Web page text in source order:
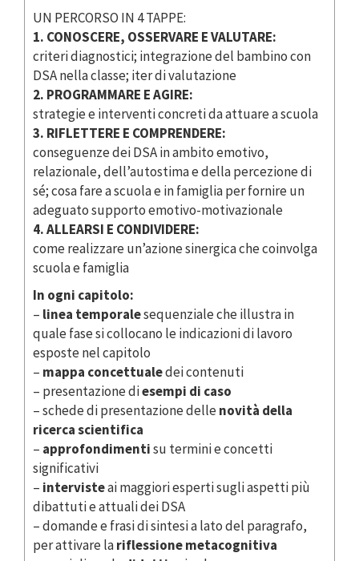
UN PERCORSO IN 4 TAPPE:
1. CONOSCERE, OSSERVARE E VALUTARE:
criteri diagnostici; integrazione del bambino con
DSA nella classe; iter di valutazione
2. PROGRAMMARE E AGIRE:
strategie e interventi concreti da attuare a scuola
3. RIFLETTERE E COMPRENDERE:
conseguenze dei DSA in ambito emotivo,
relazionale, dell’autostima e della percezione di
sé; cosa fare a scuola e in famiglia per fornire un
adeguato supporto emotivo-motivazionale
4. ALLEARSI E CONDIVIDERE:
come realizzare un’azione sinergica che coinvolga
scuola e famiglia
In ogni capitolo:
– linea temporalesequenziale che illustra in
quale fase si collocano le indicazioni di lavoro
esposte nel capitolo
– mappa concettualedei contenuti
– presentazione diesempi di caso
– schede di presentazione dellenovità della
ricerca scientifica
– approfondimentisu termini e concetti
significativi
– intervisteai maggiori esperti sugli aspetti più
dibattuti e attuali dei DSA
– domande e frasi di sintesi a lato del paragrafo,
per attivare lariflessione metacognitiva